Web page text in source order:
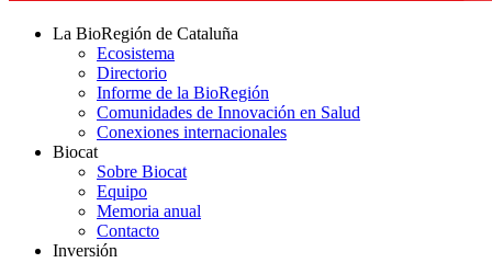
La BioRegión de Cataluña
Ecosistema
Directorio
Informe de la BioRegión
Comunidades de Innovación en Salud
Conexiones internacionales
Biocat
Sobre Biocat
Equipo
Memoria anual
Contacto
Inversión